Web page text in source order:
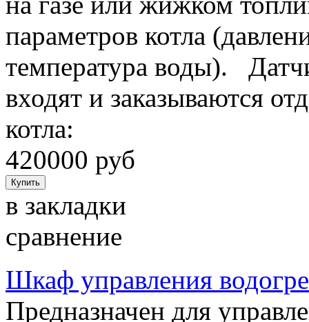
параметров котла
температура воды).
входят и заказываются
котла:
420000 руб
в закладки
сравнение
Шкаф управления
Предназначен для